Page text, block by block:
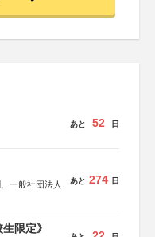
あと 52 日
一般社団法人
社、光文社、
ちいさいミシ
あと 274 日
限定》